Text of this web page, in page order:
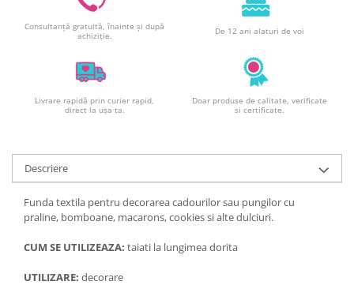
Role pentru colorat
Postere gigant
PETRECERI & EVENIMENTE
Paie colorate
Articole party
Toppere prajituri
DETERGENTI & CURATENIE
Consultanță gratuită, înainte și după
achiziție.
De 12 ani alaturi de voi
Livrare rapidă prin curier rapid,
direct la ușa ta.
Doar produse de calitate, verificate
si certificate.
Descriere
Funda textila pentru decorarea cadourilor sau pungilor cu
praline, bomboane, macarons, cookies si alte dulciuri.
CUM SE UTILIZEAZA: taiati la lungimea dorita
UTILIZARE: decorare